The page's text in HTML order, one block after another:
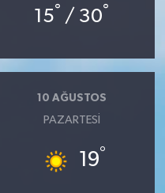
15° / 30°
10 AĞUSTOS
PAZARTESI
19°